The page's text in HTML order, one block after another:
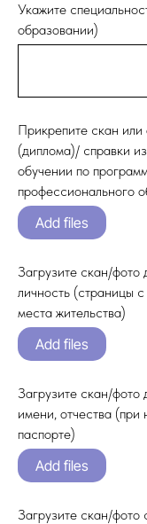
Укажите
образовании)
Прикрепите скан
(диплома)/ справки
обучении по
профессионального
Add files
Загрузите скан/фото
личность (страницы
места жительства)
Add files
Загрузите скан/
имени, отчества
паспорте)
Add files
Загрузите скан/фото